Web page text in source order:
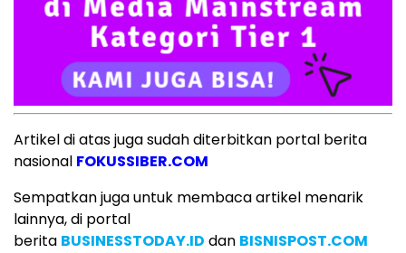
Artikel di atas juga sudah diterbitkan portal berita
nasional FOKUSSIBER.COM
Sempatkan juga untuk membaca artikel menarik
lainnya, di portal
berita BUSINESSTODAY.ID dan BISNISPOST.COM